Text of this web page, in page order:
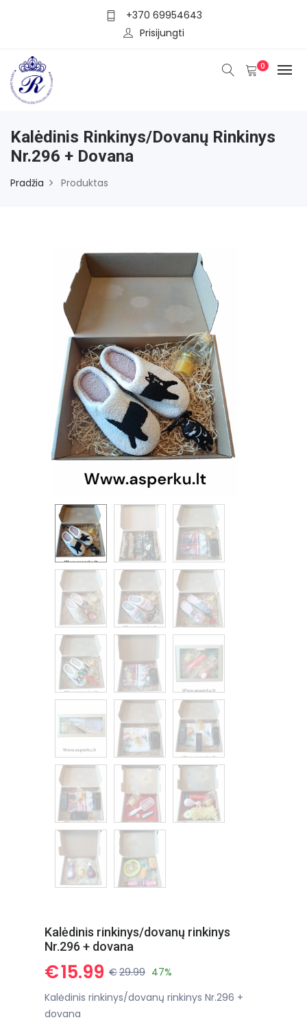
+370 69954643
Prisijungti
0
Kalėdinis Rinkinys/dovanų Rinkinys
Nr.296 + Dovana
Pradžia Produktas
Kalėdinis rinkinys/dovanų rinkinys
Nr.296 + dovana
€15.99 €29.99 47%
Kalėdinis rinkinys/dovanų rinkinys Nr.296 +
dovana